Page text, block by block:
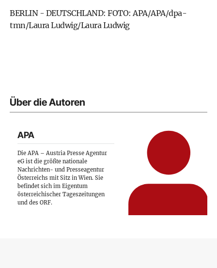
BERLIN - DEUTSCHLAND: FOTO: APA/APA/dpa-
tmn/Laura Ludwig/Laura Ludwig
Über die Autoren
APA
Die APA – Austria Presse Agentur
eG ist die größte nationale
Nachrichten- und Presseagentur
Österreichs mit Sitz in Wien. Sie
befindet sich im Eigentum
österreichischer Tageszeitungen
und des ORF.